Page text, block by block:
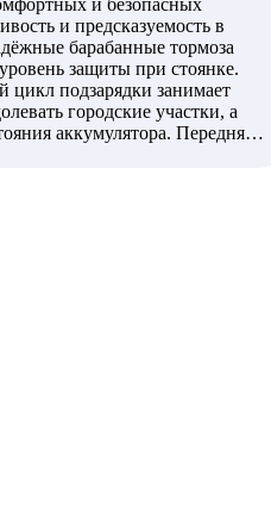
и безопасных
и предсказуемость в
барабанные тормоза
защиты при стоянке.
цикл подзарядки занимает
городские участки, а
аккумулятора. Передняя и